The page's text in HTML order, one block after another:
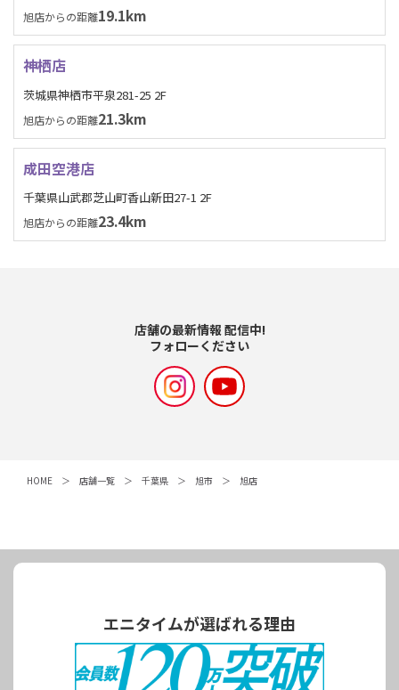
旭店からの距離19.1km
神栖店
茨城県神栖市平泉281-25 2F
旭店からの距離21.3km
成田空港店
千葉県山武郡芝山町香山新田27-1 2F
旭店からの距離23.4km
店舗の最新情報 配信中!
フォローください
HOME 店舗一覧 千葉県 旭市 旭店
エニタイムが選ばれる理由